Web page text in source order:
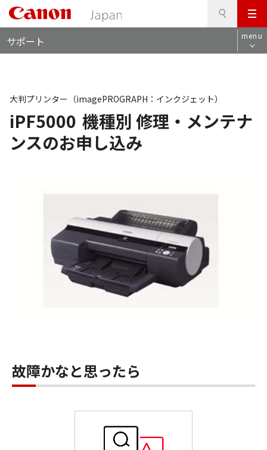
メ
ニ
ュ
サポート menu
iPF5000 機種別 修理・メンテナ
ンスのお申し込み
大判プリンター（imagePROGRAPH：インクジェット）
故障かなと思ったら